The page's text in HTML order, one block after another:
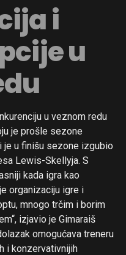
i
u
u veznom redu
je prošle sezone
je u finišu sezone izgubio
Lewis-Skellyja. S
kada igra kao
organizaciju igre i
mnogo trčim i borim
izjavio je Gimaraiš
omogućava treneru
i konzervativnijih